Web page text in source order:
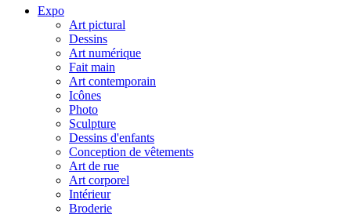
Expo
Art pictural
Dessins
Art numérique
Fait main
Art contemporain
Icônes
Photo
Sculpture
Dessins d'enfants
Conception de vêtements
Art de rue
Art corporel
Intérieur
Broderie